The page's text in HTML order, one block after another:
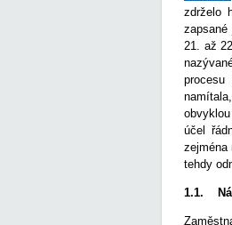
zdrželo
zapsané
21. až
účel
zejména
tehdy
1.1.